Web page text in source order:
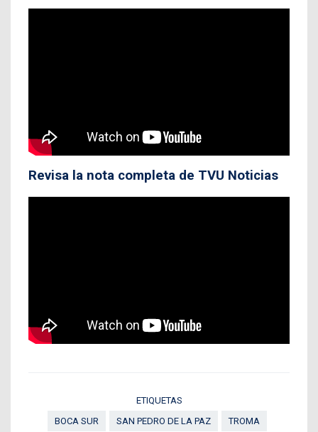
Revisa la nota completa de TVU Noticias
ETIQUETAS
BOCA SUR
SAN PEDRO DE LA PAZ TROMA